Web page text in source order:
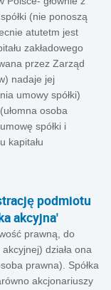
(nie ponoszą
atutetm jest
zakładowego
przez Zarząd
nadaje jej
umowy spółki)
osoba
spółki i
kapitału
podmiotu
akcyjna'
prawną, do
działa ona
prawna). Spółka
akcjonariuszy